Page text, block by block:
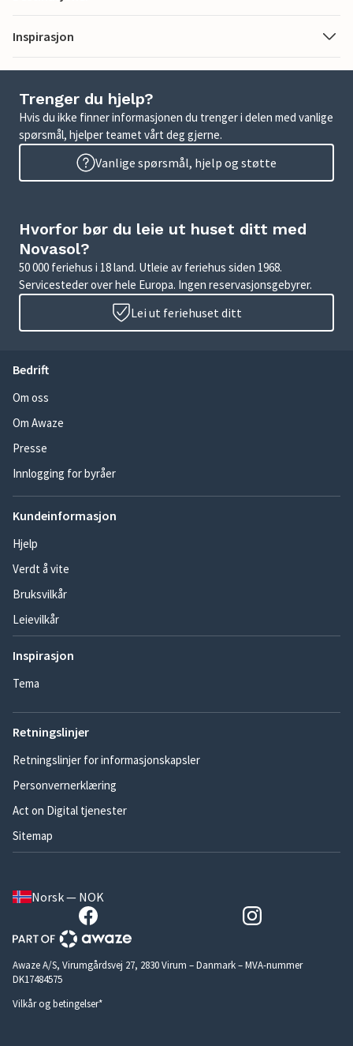
Inspirasjon
Trenger du hjelp?
Hvis du ikke finner informasjonen du trenger i delen med vanlige
spørsmål, hjelper teamet vårt deg gjerne.
Vanlige spørsmål, hjelp og støtte
Hvorfor bør du leie ut huset ditt med
Novasol?
50 000 feriehus i 18 land. Utleie av feriehus siden 1968.
Servicesteder over hele Europa. Ingen reservasjonsgebyrer.
Lei ut feriehuset ditt
Bedrift
Om oss
Om Awaze
Presse
Innlogging for byråer
Kundeinformasjon
Hjelp
Verdt å vite
Bruksvilkår
Leievilkår
Inspirasjon
Tema
Retningslinjer
Retningslinjer for informasjonskapsler
Personvernerklæring
Act on Digital tjenester
Sitemap
Norsk — NOK
Awaze A/S, Virumgårdsvej 27, 2830 Virum – Danmark – MVA-nummer
DK17484575
Vilkår og betingelser*